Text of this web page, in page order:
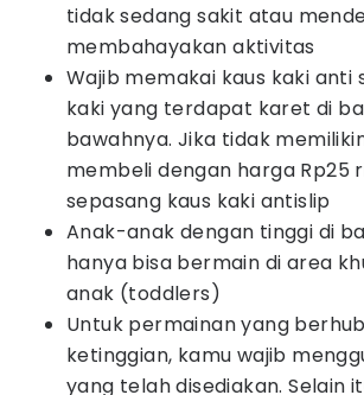
tidak sedang sakit atau
membahayakan aktivitas
Wajib memakai kaus kaki anti
kaki yang terdapat karet di
bawahnya. Jika tidak
membeli dengan harga Rp25
sepasang kaus kaki antislip
Anak-anak dengan tinggi di
hanya bisa bermain di area
anak (toddlers)
Untuk permainan yang
ketinggian, kamu wajib
yang telah disediakan. Selain